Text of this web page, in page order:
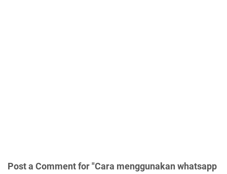
Post a Comment for "Cara menggunakan whatsapp